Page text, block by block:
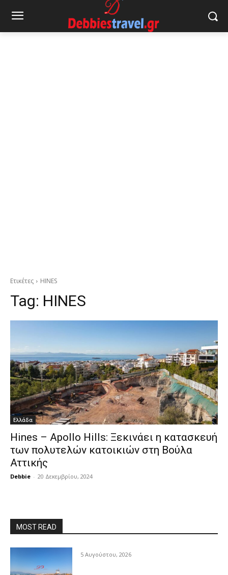
Ετικέτες HINES
Tag: HINES
Ελλάδα
Hines – Apollo Hills: Ξεκινάει η κατασκευή
των πολυτελών κατοικιών στη Βούλα
Αττικής
Debbie - 20 Δεκεμβρίου, 2024
MOST READ
5 Αυγούστου, 2026